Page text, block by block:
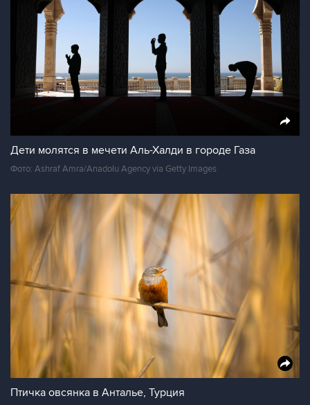
Дети молятся в мечети Аль-Халди в городе Газа
Фото: Ashraf Amra/Anadolu Agency via Getty Images
Птичка овсянка в Анталье, Турция